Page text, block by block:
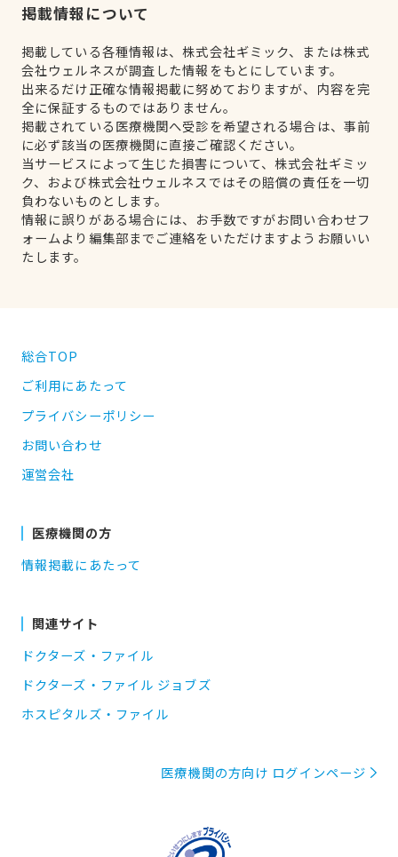
掲載情報について
掲載している各種情報は、株式会社ギミック、または株式
会社ウェルネスが調査した情報をもとにしています。
出来るだけ正確な情報掲載に努めておりますが、内容を完
全に保証するものではありません。
掲載されている医療機関へ受診を希望される場合は、事前
に必ず該当の医療機関に直接ご確認ください。
当サービスによって生じた損害について、株式会社ギミッ
ク、および株式会社ウェルネスではその賠償の責任を一切
負わないものとします。
情報に誤りがある場合には、お手数ですがお問い合わせフ
ォームより編集部までご連絡をいただけますようお願いい
たします。
総合TOP
ご利用にあたって
プライバシーポリシー
お問い合わせ
運営会社
医療機関の方
情報掲載にあたって
関連サイト
ドクターズ・ファイル
ドクターズ・ファイル ジョブズ
ホスピタルズ・ファイル
医療機関の方向け ログインページ